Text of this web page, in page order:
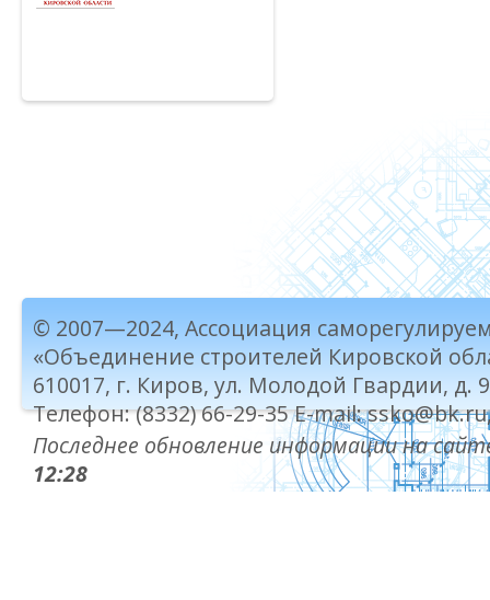
© 2007—2024, Ассоциация
«Объединение строителей Кировской
610017, г. Киров, ул. Молодой Гвардии, д.
Телефон: (8332) 66-29-35 E-mail:
Последнее обновление информации на
12:28